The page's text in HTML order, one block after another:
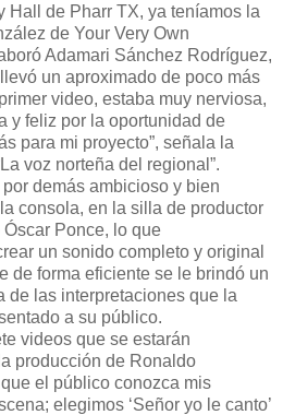
Hall de Pharr TX, ya teníamos la
de Your Very Own
Adamari Sánchez Rodríguez,
un aproximado de poco más
video, estaba muy nerviosa,
y feliz por la oportunidad de
para mi proyecto”, señala la
voz norteña del regional”.
demás ambicioso y bien
consola, en la silla de productor
Ponce, lo que
un sonido completo y original
de forma eficiente se le brindó un
de las interpretaciones que la
a su público.
videos que se estarán
producción de Ronaldo
el público conozca mis
elegimos ‘Señor yo le canto’